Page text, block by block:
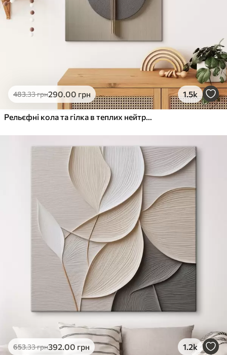
483.33грн290.00 грн 1.5k
Рельєфні кола та гілка в теплих нейтральних тонах
653.33грн392.00 грн 1.2k